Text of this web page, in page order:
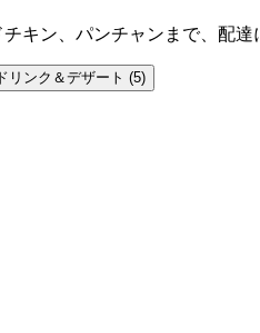
キン、パンチャンまで、配達
リンク＆デザート (5)